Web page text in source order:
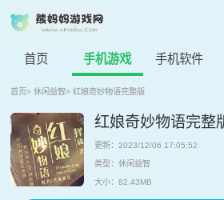
首页 手机游戏 手机软件
首页> 休闲益智> 红娘奇妙物语完整版
红娘奇妙物语完整
更新：2023/12/06 17:05:52
类型：休闲益智
大小：82.43MB